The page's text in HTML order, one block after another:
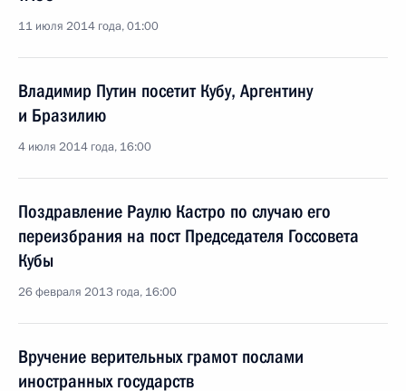
11 июля 2014 года, 01:00
Владимир Путин посетит Кубу, Аргентину
и Бразилию
4 июля 2014 года, 16:00
Поздравление Раулю Кастро по случаю его
переизбрания на пост Председателя Госсовета
Кубы
26 февраля 2013 года, 16:00
Вручение верительных грамот послами
иностранных государств